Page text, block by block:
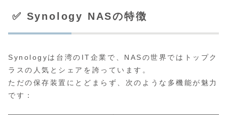
✅ Synology NASの特徴
Synologyは台湾のIT企業で、NASの世界ではトップク
ラスの人気とシェアを誇っています。
ただの保存装置にとどまらず、次のような多機能が魅力
です：